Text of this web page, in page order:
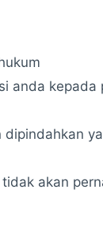
anda kepada
akan